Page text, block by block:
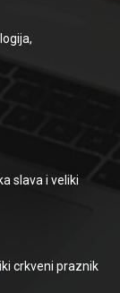
slava i veliki
crkveni praznik